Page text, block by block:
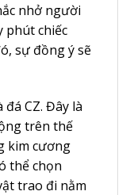
nhở người
phút chiếc
sự đồng ý sẽ
CZ. Đây là
trên thế
kim cương
thể chọn
trao đi nằm